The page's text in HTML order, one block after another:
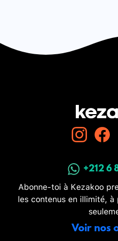
+212 6
Abonne-toi à Kezakoo
les contenus en illimité,
Voir nos